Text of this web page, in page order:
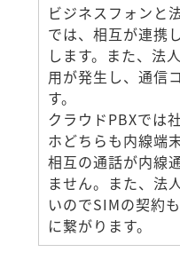
ビジネスフォンと
では、相互が連携
します。また、法
用が発生し、通信
す。
クラウドPBXでは
ホどちらも内線端
相互の通話が内線
ません。また、法
いのでSIMの契約
に繋がります。